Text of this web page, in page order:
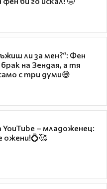
ли за мен?“: Фен
на Зендая, а тя
с три думи😅
– младоженец:
ожени!💍🥰